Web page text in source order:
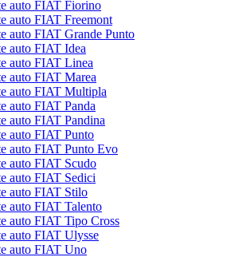
auto FIAT Fiorino
auto FIAT Freemont
auto FIAT Grande Punto
auto FIAT Idea
auto FIAT Linea
auto FIAT Marea
auto FIAT Multipla
auto FIAT Panda
auto FIAT Pandina
auto FIAT Punto
auto FIAT Punto Evo
auto FIAT Scudo
auto FIAT Sedici
auto FIAT Stilo
auto FIAT Talento
auto FIAT Tipo Cross
auto FIAT Ulysse
auto FIAT Uno